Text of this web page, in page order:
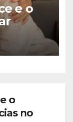
e o
o
no